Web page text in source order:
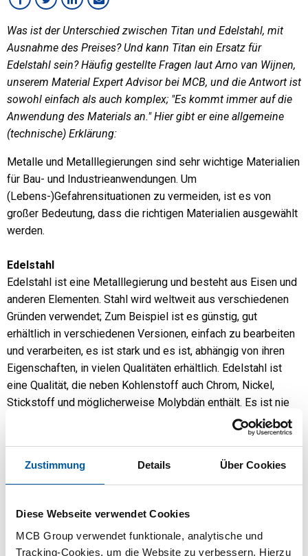
Zustimmung Details Über Cookies
Diese Webseite verwendet Cookies
MCB Group verwendet funktionale, analytische und
Tracking-Cookies, um die Website zu verbessern. Hierzu
Mitarbeiter im Fokus
SVU
Sonstiges
Stahl
Was ist der Unterschied zwischen Titan und Edelstahl, mit
Ausnahme des Preises? Und kann Titan ein Ersatz für
Edelstahl sein? Häufig gestellte Fragen laut Arno van Wijnen,
unserem Material Expert Advisor bei MCB, und die Antwort ist
sowohl einfach als auch komplex; "Es kommt immer auf die
Anwendung des Materials an." Hier gibt er eine allgemeine
(technische) Erklärung:
Metalle und Metalllegierungen sind sehr wichtige Materialien
für Bau- und Industrieanwendungen. Um
(Lebens-)Gefahrensituationen zu vermeiden, ist es von
großer Bedeutung, dass die richtigen Materialien ausgewählt
werden.
Edelstahl
Edelstahl ist eine Metalllegierung und besteht aus Eisen und
anderen Elementen. Stahl wird weltweit aus verschiedenen
Gründen verwendet; Zum Beispiel ist es günstig, gut
erhältlich in verschiedenen Versionen, einfach zu bearbeiten
und verarbeiten, es ist stark und es ist, abhängig von ihren
Eigenschaften, in vielen Qualitäten erhältlich. Edelstahl ist
eine Qualität, die neben Kohlenstoff auch Chrom, Nickel,
Stickstoff und möglicherweise Molybdän enthält. Es ist nie
Edelstahl hat ein riesiges Anwendungsgebiet, wie in der
Lebensmittelindustrie, Pharmaindustrie, Küchenausstattung,
Yachtbau, Geländer und auch vieles in der chemischen
Ich werde regelmäßig gefragt, ob Edelstahl eine gute Wahl
für Propellerwellen für Schiffe ist. Für Salzwasser ist es am
besten, Duplex-Edelstahl zu verwenden, während für